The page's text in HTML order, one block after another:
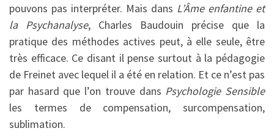
pouvons pas interpréter. Mais dans L’Âme enfantine et
la Psychanalyse, Charles Baudouin précise que la
pratique des méthodes actives peut, à elle seule, être
très efficace. Ce disant il pense surtout à la pédagogie
de Freinet avec lequel il a été en relation. Et ce n’est pas
par hasard que l’on trouve dans Psychologie Sensible
les termes de compensation, surcompensation,
sublimation.